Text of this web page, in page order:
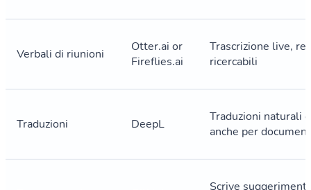
Verbali di riunioni
Otter.ai or
Fireflies.ai
Trascrizione live,
ricercabili
Traduzioni DeepL
Traduzioni naturali
anche per
Scrive